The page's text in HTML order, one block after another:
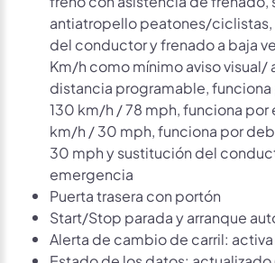
antiatropello peatones/
del conductor y frenado a baja
Km/h como mínimo aviso visual/
distancia programable,
130 km/h / 78 mph, funciona
km/h / 30 mph, funciona por
30 mph y sustitución del
emergencia
Puerta trasera con portón
Start/Stop parada y arranque
Alerta de cambio de carril: